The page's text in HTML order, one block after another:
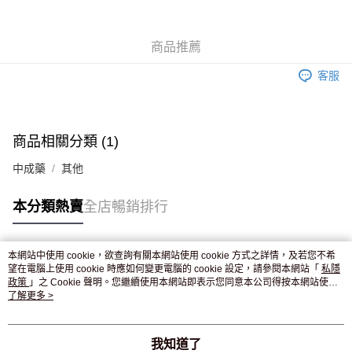
付款後門市自取，訂單確認後2-4個工作天到店，7天內取。逾期後
商品推薦
客服
商品相關分類 (1)
中成藥 其他
本分類熱賣全店暢銷排行
熱門標籤
熱銷排行
本網站中使用 cookie，欲查詢有關本網站使用 cookie 方式之詳情，及若您不希
望在電腦上使用 cookie 時應如何變更電腦的 cookie 設定，請參閱本網站「 私隱
政策 」之 Cookie 聲明。您繼續使用本網站即表示您同意本公司得按本網站使用
條款之 Cookie 聲明使用 cookie。
了解更多 >
我知道了